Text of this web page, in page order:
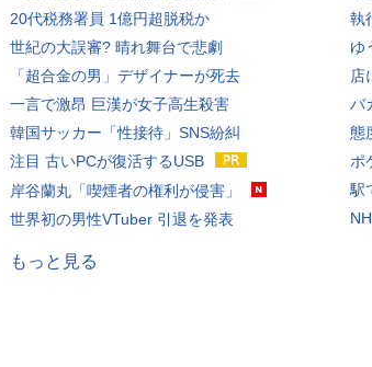
20代税務署員 1億円超脱税か
世紀の大誤審? 晴れ舞台で悲劇
「超合金の男」デザイナーが死去
一言で激昂 巨漢が女子高生殺害
韓国サッカー「性接待」SNS紛糾
注目 古いPCが復活するUSB
岸谷蘭丸「喫煙者の権利が侵害」
世界初の男性VTuber 引退を発表
執
ゆ
店
バ
態
ポ
駅
もっと見る